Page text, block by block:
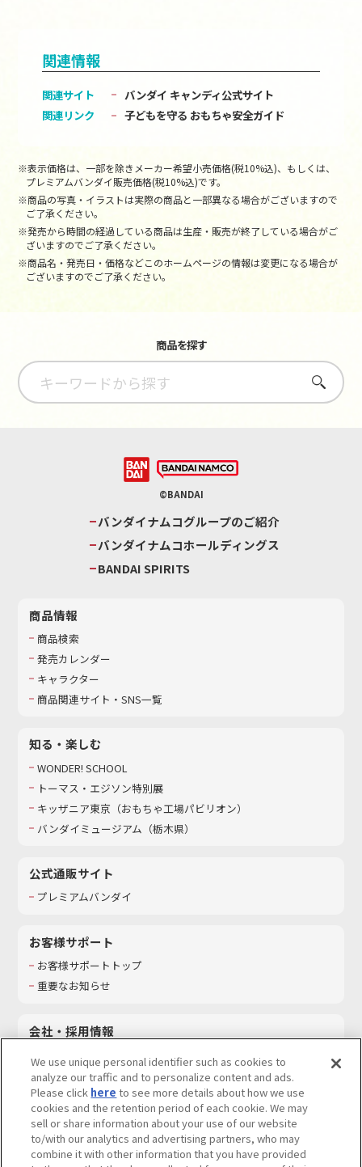
関連情報
関連サイト
バンダイ キャンディ公式サイト
関連リンク
子どもを守る おもちゃ安全ガイド
※表示価格は、一部を除きメーカー希望小売価格(税10%込)、もしくは、
プレミアムバンダイ販売価格(税10%込)です。
※商品の写真・イラストは実際の商品と一部異なる場合がございますので
ご了承ください。
※発売から時間の経過している商品は生産・販売が終了している場合がご
ざいますのでご了承ください。
※商品名・発売日・価格などこのホームページの情報は変更になる場合が
ございますのでご了承ください。
商品を探す
さがす
©BANDAI
バンダイナムコグループのご紹介
バンダイナムコホールディングス
BANDAI SPIRITS
商品情報
商品検索
発売カレンダー
キャラクター
商品関連サイト・SNS一覧
知る・楽しむ
WONDER! SCHOOL
トーマス・エジソン特別展
キッザニア東京（おもちゃ工場パビリオン）​
バンダイミュージアム（栃木県）
公式通販サイト
プレミアムバンダイ
お客様サポート
お客様サポートトップ
重要なお知らせ
会社・採用情報
採用情報
サステナビリティ
お問い合わせ
We use unique personal identifier such as cookies to
analyze our traffic and to personalize content and ads.
Please click here to see more details about how we use
cookies and the retention period of each cookie. We may
sell or share information about your use of our website
to/with our analytics and advertising partners, who may
combine it with other information that you have provided